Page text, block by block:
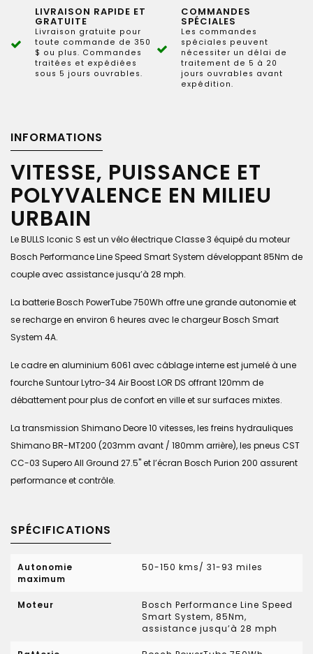
LIVRAISON RAPIDE ET
GRATUITE
Livraison gratuite pour
toute commande de 350
$ ou plus. Commandes
traitées et expédiées
sous 5 jours ouvrables.
COMMANDES
SPÉCIALES
Les commandes
spéciales peuvent
nécessiter un délai de
traitement de 5 à 20
jours ouvrables avant
expédition.
INFORMATIONS
VITESSE, PUISSANCE ET
POLYVALENCE EN MILIEU
URBAIN
Le BULLS Iconic S est un vélo électrique Classe 3 équipé du moteur
Bosch Performance Line Speed Smart System développant 85Nm de
couple avec assistance jusqu’à 28 mph.
La batterie Bosch PowerTube 750Wh offre une grande autonomie et
se recharge en environ 6 heures avec le chargeur Bosch Smart
System 4A.
Le cadre en aluminium 6061 avec câblage interne est jumelé à une
fourche Suntour Lytro-34 Air Boost LOR DS offrant 120mm de
débattement pour plus de confort en ville et sur surfaces mixtes.
La transmission Shimano Deore 10 vitesses, les freins hydrauliques
Shimano BR-MT200 (203mm avant / 180mm arrière), les pneus CST
CC-03 Supero All Ground 27.5" et l’écran Bosch Purion 200 assurent
performance et contrôle.
SPÉCIFICATIONS
Autonomie
maximum
50-150 kms/ 31-93 miles
Moteur
Bosch Performance Line Speed
Smart System, 85Nm,
assistance jusqu’à 28 mph